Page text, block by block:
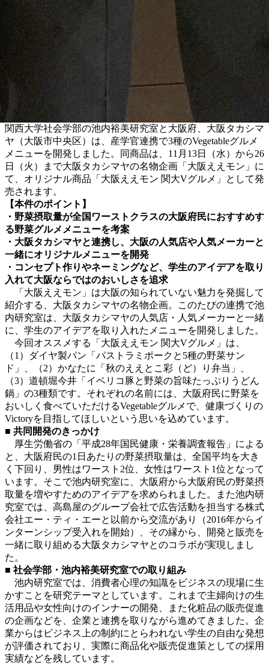
関西大学社会学部の池内裕美研究室と大阪府、大阪タカシマ
ヤ（大阪市中央区）は、産学官連携で3種のVegetableグルメ
メニューを開発しました。同商品は、11月13日（水）から26
日（火）まで大阪タカシマヤの名物企画「大阪ええモン」に
て、オリジナル商品「大阪ええモン 関大Vグルメ」として発
売されます。
【本件のポイント】
・野菜摂取量が全国ワーストクラスの大阪府民におすすめす
る野菜グルメメニューを考案
・大阪タカシマヤと連携し、大阪の人気店や人気メーカーと
一緒にオリジナルメニューを開発
・コンセプト作りやネーミングなど、学生のアイデアを取り
入れて大阪ならではのおいしさを追求
「大阪ええモン」は大阪の知られていない魅力を発掘して
紹介する、大阪タカシマヤの名物企画。このたびの連携で池
内研究室は、大阪タカシマヤの人気店・人気メーカーと一緒
に、学生のアイデアを取り入れたメニューを開発しました。
今回オススメする「大阪ええモン 関大Vグルメ」は、
（1）ダイヤ製パン「パストラミポークと5種の野菜サン
ド」、（2）かなたに「秋のええとこ彩（ど）り弁当」、
（3）道頓堀今井「イベリコ豚と野菜の旨味たっぷりうどん
鍋」の3種類です。それぞれの名前には、大阪府民に野菜を
おいしく食べていただけるVegetableグルメで、健康づくりの
Victoryを目指してほしいという思いを込めています。
■ 共同開発のきっかけ
厚生労働省の「平成28年国民健康・栄養調査報告」による
と、大阪府民の1日あたりの野菜摂取量は、全国平均を大き
く下回り、男性はワースト2位、女性はワースト1位となって
います。そこで池内研究室に、大阪府から大阪府民の野菜摂
取量を増やすためのアイデアを求められました。また池内研
究室では、高島屋のグループ会社で広告活動を担当する株式
会社エー・ティ・エーと以前から交流があり（2016年からイ
ンターンシップ受入れを開始）、その縁から、開発と販売を
一緒に取り組める大阪タカシマヤとのコラボが実現しまし
た。
■ 社会学部・池内裕美研究室での取り組み
池内研究室では、消費者心理の知識をビジネスの現場に生
かすことを研究テーマとしています。これまで主婦向けの生
活用品や女性向けのインナーの開発、また化粧品の販売促進
の企画などを、企業と連携を取りながら進めてきました。企
業からはビジネス上の制約にとらわれない学生の自由な発想
が評価されており、実際に商品化や販売促進策としての採用
実績などを残しています。